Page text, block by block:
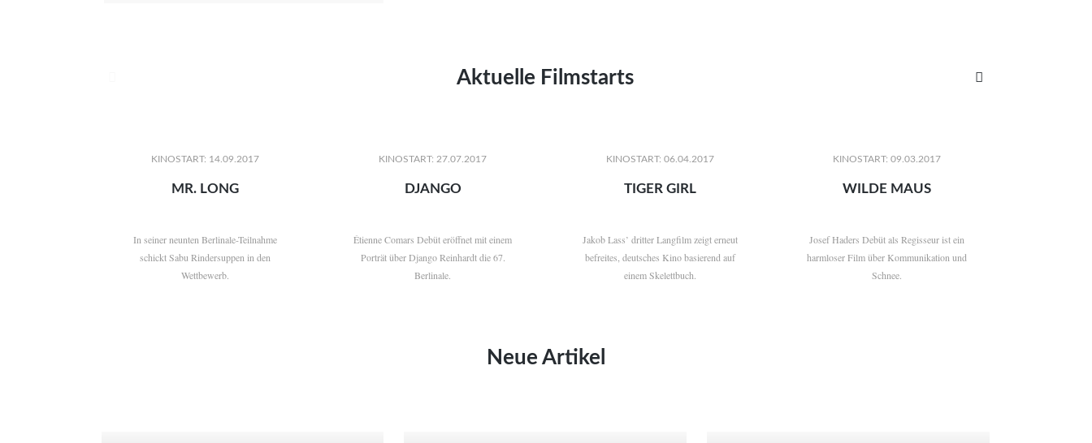
Aktuelle Filmstarts 
KINOSTART: 14.09.2017
MR. LONG
In seiner neunten Berlinale-Teilnahme
schickt Sabu Rindersuppen in den
Wettbewerb.
KINOSTART: 27.07.2017
DJANGO
Étienne Comars Debüt eröffnet mit einem
Porträt über Django Reinhardt die 67.
Berlinale.
KINOSTART: 06.04.2017
TIGER GIRL
Jakob Lass’ dritter Langfilm zeigt erneut
befreites, deutsches Kino basierend auf
einem Skelettbuch.
KINOSTART: 09.03.2017
WILDE MAUS
Josef Haders Debüt als Regisseur ist ein
harmloser Film über Kommunikation und
Schnee.
Neue Artikel